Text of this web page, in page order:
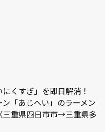
くすぎ」を即日解消！
「あじへい」のラーメン
三重県四日市市→三重県多